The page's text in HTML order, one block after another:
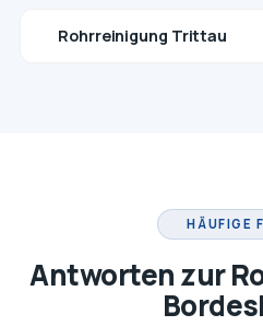
Rohrreinigung Trittau
HÄUFIGE
Antworten zur